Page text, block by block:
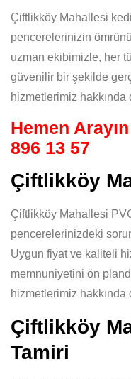
Çiftlikköy Mahallesi
pencerelerinizin
uzman ekibimizle, her
güvenilir bir şekilde
hizmetlerimiz hakkında
Hemen
896 13 57
Çiftlikköy
Çiftlikköy Mahallesi
pencerelerinizdeki
Uygun fiyat ve kaliteli
memnuniyetini ön
hizmetlerimiz
Çiftlikköy
Tamiri